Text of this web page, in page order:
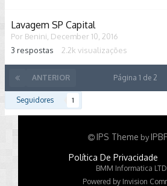
Lavagem SP Capital
Por Benini December 10, 2016
3 respostas 2.2k visualizações
ANTERIOR Página 1 de 2
Seguidores 1
IPS Theme by
Política De Privacidade
BMM Informatica
Powered by Invision